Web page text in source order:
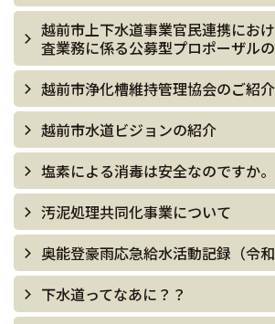
越前市上下水道事業官民連携にお
査業務に係る公募型プロポーザル
越前市浄化槽維持管理協会のご紹介
越前市水道ビジョンの紹介
塩素による消毒は安全なのですか。
汚泥処理共同化事業について
奥能登豪雨応急給水活動記録（令和
下水道ってなあに？？